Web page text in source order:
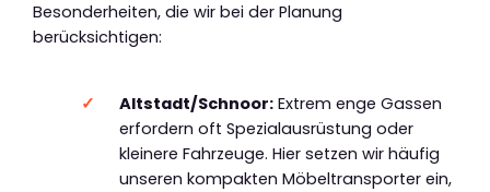
Besonderheiten, die wir bei der Planung
berücksichtigen:
Altstadt/Schnoor:Extrem enge Gassen
erfordern oft Spezialausrüstung oder
kleinere Fahrzeuge. Hier setzen wir häufig
unseren kompakten Möbeltransporter ein,